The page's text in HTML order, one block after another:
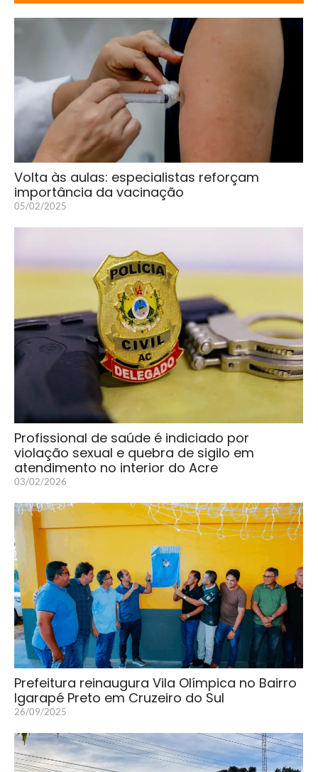
Volta às aulas: especialistas reforçam
importância da vacinação
05/02/2025
Profissional de saúde é indiciado por
violação sexual e quebra de sigilo em
atendimento no interior do Acre
03/02/2026
Prefeitura reinaugura Vila Olímpica no Bairro
Igarapé Preto em Cruzeiro do Sul
26/09/2025